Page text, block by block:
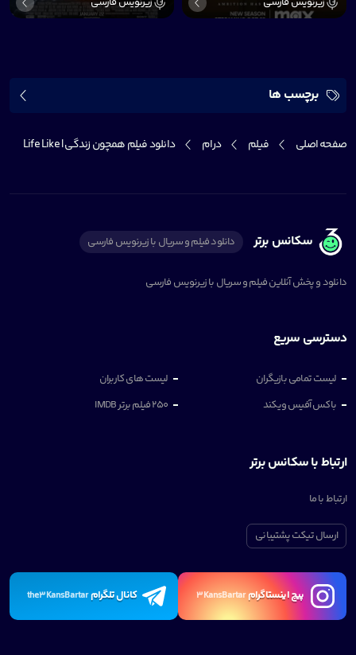
برچسب ها
صفحه اصلی فیلم درام دانلود فیلم همچون زندگی | Life Like
سکانس برتر دانلود فیلم و سریال با زیرنویس فارسی
دانلود و پخش آنلاین فیلم و سریال با زیرنویس فارسی
دسترسی سریع
لیست تمامی بازیگران
لیست های کاربران
باکس آفیس ویکند
250 فیلم برتر IMDB
ارتباط با سکانس برتر
ارتباط با ما
ارسال تیکت پشتیبانی
پیچ اینستاگرام3KansBartar کانال تلگرامthe3KansBartar